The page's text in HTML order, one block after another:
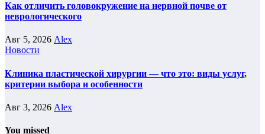
Как отличить головокружение на нервной почве от
неврологического
Авг 5, 2026 Alex
Новости
Клиника пластической хирургии — что это: виды услуг,
критерии выбора и особенности
Авг 3, 2026 Alex
You missed